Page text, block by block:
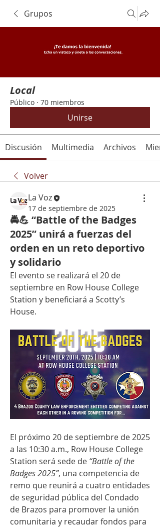
Grupos
Local
Público · 70 miembros
Unirse
Discusión Multimedia Archivos
Volver
La Voz
17 de septiembre de 2025
🚔💪 “Battle of the Badges
2025” unirá a fuerzas del
orden en un reto deportivo
y solidario
El evento se realizará el 20 de
septiembre en Row House College
Station y beneficiará a Scotty’s
House.
El próximo 20 de septiembre de 2025
a las 10:30 a.m., Row House College
Station será sede de “Battle of the
Badges 2025”, una competencia de
remo que reunirá a cuatro entidades
de seguridad pública del Condado
de Brazos para promover la unión